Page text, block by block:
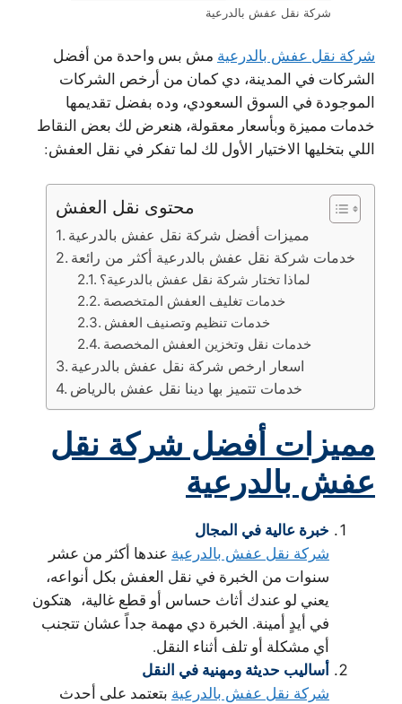
شركة نقل عفش بالدرعية
شركة نقل عفش بالدرعية مش بس واحدة من أفضل
الشركات في المدينة، دي كمان من أرخص الشركات
الموجودة في السوق السعودي، وده بفضل تقديمها
خدمات مميزة وبأسعار معقولة، هنعرض لك بعض النقاط
اللي بتخليها الاختيار الأول لك لما تفكر في نقل العفش:
محتوى نقل العفش
مميزات أفضل شركة نقل عفش بالدرعية
خدمات شركة نقل عفش بالدرعية أكثر من رائعة
لماذا تختار شركة نقل عفش بالدرعية؟
خدمات تغليف العفش المتخصصة
خدمات تنظيم وتصنيف العفش
خدمات نقل وتخزين العفش المخصصة
اسعار ارخص شركة نقل عفش بالدرعية
خدمات تتميز بها دينا نقل عفش بالرياض
مميزات أفضل شركة نقل
عفش بالدرعية
خبرة عالية في المجال
شركة نقل عفش بالدرعية عندها أكثر من عشر
سنوات من الخبرة في نقل العفش بكل أنواعه،
يعني لو عندك أثاث حساس أو قطع غالية، هتكون
في أيدٍ أمينة. الخبرة دي مهمة جداً عشان تتجنب
أي مشكلة أو تلف أثناء النقل.
أساليب حديثة ومهنية في النقل
شركة نقل عفش بالدرعية بتعتمد على أحدث